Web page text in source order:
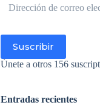
de
Suscribir
Únete a otros 156
Entradas recientes